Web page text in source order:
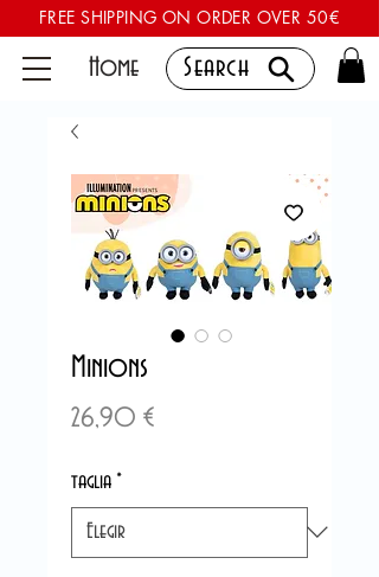
FREE SHIPPING ON ORDER OVER 50€
Home Search
Minions
26,90 €Precio
taglia *